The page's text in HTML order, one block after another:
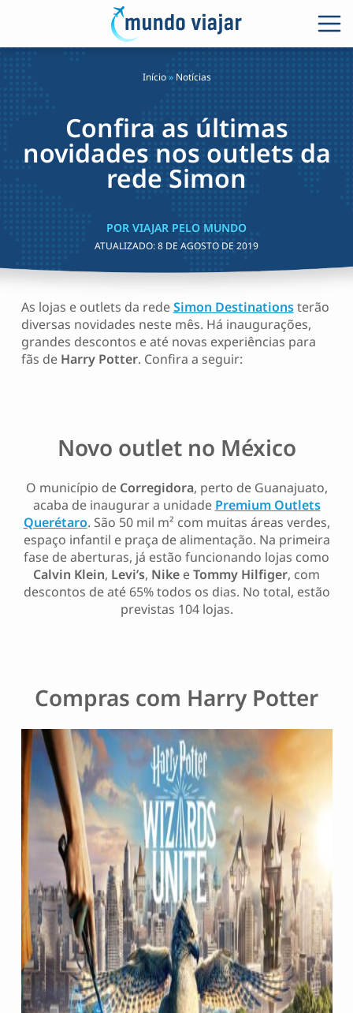
Início» Notícias
Confira as últimas
novidades nos outlets da
rede Simon
POR VIAJAR PELO MUNDO
ATUALIZADO:8 DE AGOSTO DE 2019
As lojas e outlets da redeSimon Destinationsterão
diversas novidades neste mês. Há inaugurações,
grandes descontos e até novas experiências para
fãs de Harry Potter. Confira a seguir:
Novo outlet no México
O município de Corregidora, perto de Guanajuato,
acaba de inaugurar a unidade Premium Outlets
Querétaro. São 50 mil m² com muitas áreas verdes,
espaço infantil e praça de alimentação. Na primeira
fase de aberturas, já estão funcionando lojas como
Calvin Klein, Levi’s, Nike eTommy Hilfiger, com
descontos de até 65% todos os dias. No total, estão
previstas 104 lojas.
Compras com Harry Potter